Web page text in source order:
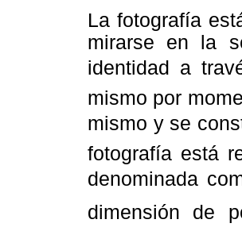
La fotografía
mirarse en la
identidad a
mismo por
mismo y se
fotografía está
denominada
dimensión de